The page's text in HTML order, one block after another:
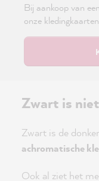
Bij aankoop van
onze
Zwart is
Zwart is de
achromatische
Ook al ziet het